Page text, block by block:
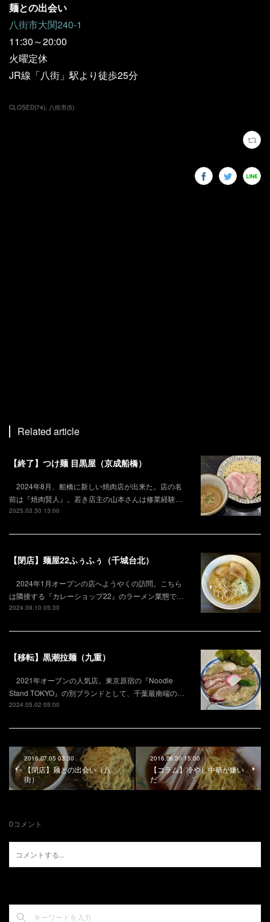
麺との出会い
八街市大関240-1
11:30～20:00
火曜定休
JR線「八街」駅より徒歩25分
CLOSED(74) 八街市(5)
Related article
【終了】つけ麺 目黒屋（京成船橋）
2024年8月、船橋に新しい焼肉店が出来た。店の名
前は『焼肉賢人』。若き店主の山本さんは修業経験…
2025.03.30 13:00
【閉店】麺屋22ふぅふぅ（千城台北）
2024年1月オープンの店へようやくの訪問。こちら
は隣接する『カレーショップ22』のラーメン業態で…
2024.09.10 05:30
【移転】黒潮拉麺（九重）
2021年オープンの人気店。東京原宿の『Noodle
Stand TOKYO』の別ブランドとして、千葉最南端の…
2024.05.02 05:00
2016.07.05 03:30
【閉店】麺との出会い（八
街）
2016.06.30 15:00
【コラム】冷やし中華が嫌い
だ
0コメント